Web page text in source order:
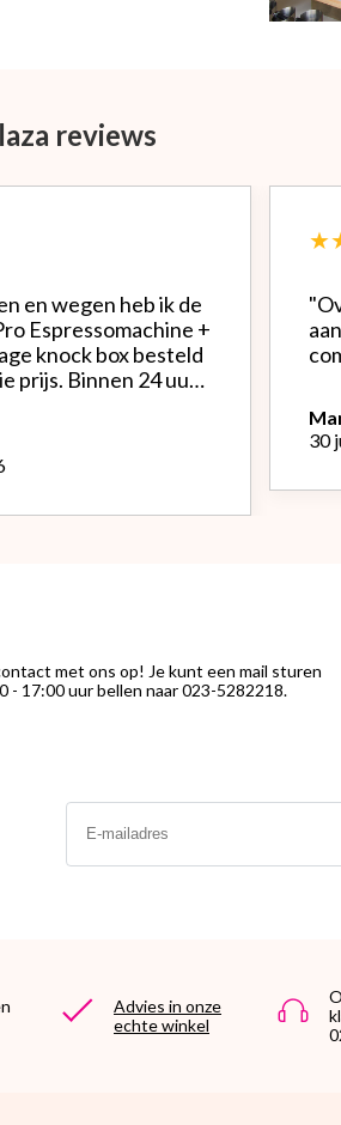
reviews
en wegen heb ik de
Espressomachine +
knock box besteld
prijs. Binnen 24 uur
heb ik van de
espresso
30
met ons op! Je kunt een mail sturen
- 17:00 uur bellen naar 023-5282218.
Email
Advies in onze
echte winkel